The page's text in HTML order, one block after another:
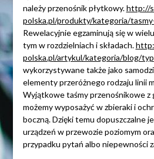
należy przenośnik płytkowy.http://
polska.pl/produkty/kategoria/
Rewelacyjnie egzaminują się w
tym w rozdzielniach i składach.
polska.pl/artykul/kategoria/blog/
wykorzystywane także jako
elementy przeróżnego rodzaju linii
Wyjątkowe taśmy przenośnikowe z
możemy wyposażyć w zbieraki i
boczną. Dzięki temu dopuszczalne
urządzeń w przewozie poziomym
przypadku pytań albo niepewności